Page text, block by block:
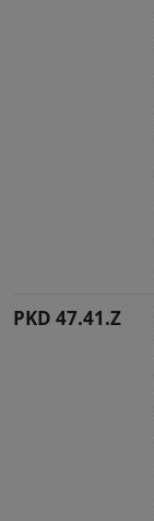
PKD 47.41.Z